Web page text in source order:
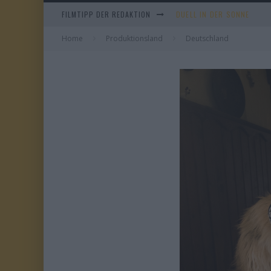
FILMTIPP DER REDAKTION DUELL IN DER SONNE
EVERYTIME
Home Produktionsland Deutschland